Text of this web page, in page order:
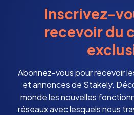
Inscrivez-
recevoir du
Abonnez-vous pour recevoir
et annonces de Stakely.
monde les nouvelles
réseaux avec lesquels nous